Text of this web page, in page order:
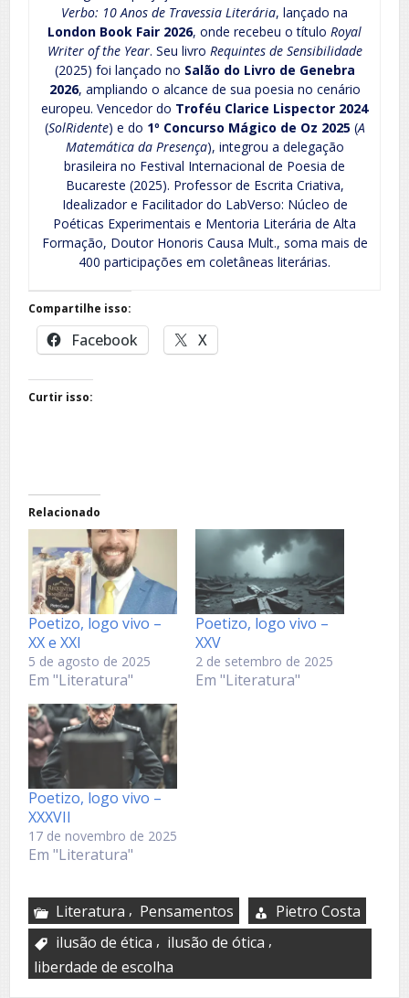
Verbo: 10 Anos de Travessia Literária, lançado na
London Book Fair 2026, onde recebeu o título Royal
Writer of the Year. Seu livro Requintes de Sensibilidade
(2025) foi lançado no Salão do Livro de Genebra
2026, ampliando o alcance de sua poesia no cenário
europeu. Vencedor do Troféu Clarice Lispector 2024
(SolRidente) e do 1º Concurso Mágico de Oz 2025(A
Matemática da Presença), integrou a delegação
brasileira no Festival Internacional de Poesia de
Bucareste (2025). Professor de Escrita Criativa,
Idealizador e Facilitador do LabVerso: Núcleo de
Poéticas Experimentais e Mentoria Literária de Alta
Formação, Doutor Honoris Causa Mult., soma mais de
400 participações em coletâneas literárias.
Compartilhe isso:
Facebook X
Curtir isso:
Relacionado
Poetizo, logo vivo –
XX e XXI
5 de agosto de 2025
Em "Literatura"
Poetizo, logo vivo –
XXV
2 de setembro de 2025
Em "Literatura"
Poetizo, logo vivo –
XXXVII
17 de novembro de 2025
Em "Literatura"
Literatura , Pensamentos
Pietro Costa
ilusão de ética , ilusão de ótica ,
liberdade de escolha